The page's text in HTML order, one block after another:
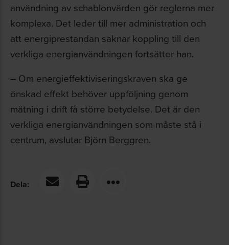
användning av schablonvärden gör reglerna mer
komplexa. Det leder till mer administration och
att energiprestandan saknar koppling till den
verkliga energianvändningen fortsätter han.
– Om energieffektiviseringskraven ska ge
önskad effekt behöver uppföljning genom
mätning i drift få större betydelse. Det är den
verkliga energianvändningen som måste stå i
centrum, avslutar Björn Berggren.
Dela: